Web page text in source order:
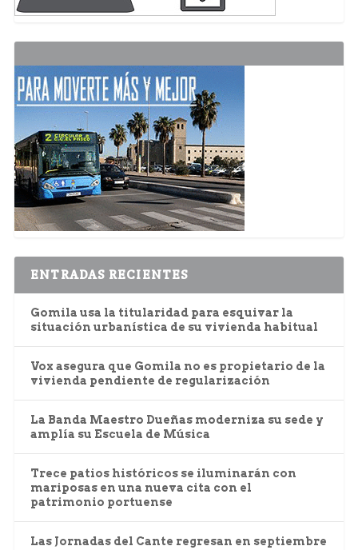
ENTRADAS RECIENTES
Gomila usa la titularidad para esquivar la
situación urbanística de su vivienda habitual
Vox asegura que Gomila no es propietario de la
vivienda pendiente de regularización
La Banda Maestro Dueñas moderniza su sede y
amplía su Escuela de Música
Trece patios históricos se iluminarán con
mariposas en una nueva cita con el
patrimonio portuense
Las Jornadas del Cante regresan en septiembre